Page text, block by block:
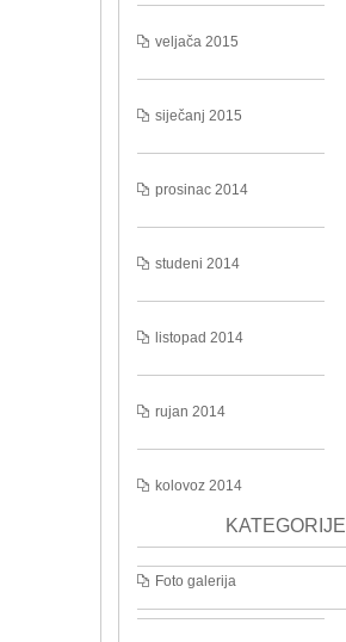
veljača 2015
siječanj 2015
prosinac 2014
studeni 2014
listopad 2014
rujan 2014
kolovoz 2014
KATEGORIJE
Foto galerija